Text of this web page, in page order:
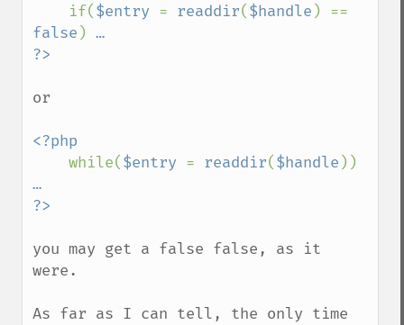
if($entry = readdir($handle
false ) …
or
<?php
while($entry = readdir($handle
…
you may get a false false, as it
were.
As far as I can tell, the only time